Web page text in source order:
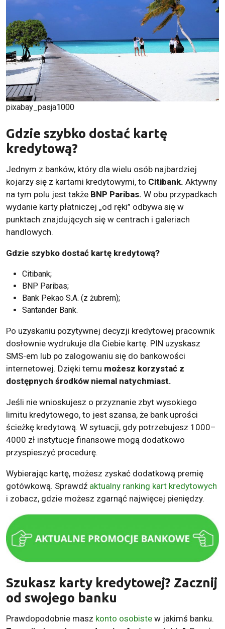
pixabay_pasja1000
Gdzie szybko dostać kartę
kredytową?
Jednym z banków, który dla wielu osób najbardziej
kojarzy się z kartami kredytowymi, to Citibank. Aktywny
na tym polu jest także BNP Paribas. W obu przypadkach
wydanie karty płatniczej „od ręki” odbywa się w
punktach znajdujących się w centrach i galeriach
handlowych.
Gdzie szybko dostać kartę kredytową?
Citibank;
BNP Paribas;
Bank Pekao S.A. (z żubrem);
Santander Bank.
Po uzyskaniu pozytywnej decyzji kredytowej pracownik
dosłownie wydrukuje dla Ciebie kartę. PIN uzyskasz
SMS-em lub po zalogowaniu się do bankowości
internetowej. Dzięki temu możesz korzystać z
dostępnych środków niemal natychmiast.
Jeśli nie wnioskujesz o przyznanie zbyt wysokiego
limitu kredytowego, to jest szansa, że bank uprości
ścieżkę kredytową. W sytuacji, gdy potrzebujesz 1000–
4000 zł instytucje finansowe mogą dodatkowo
przyspieszyć procedurę.
Wybierając kartę, możesz zyskać dodatkową premię
gotówkową. Sprawdź aktualny ranking kart kredytowych
i zobacz, gdzie możesz zgarnąć najwięcej pieniędzy.
Szukasz karty kredytowej? Zacznij
od swojego banku
Prawdopodobnie masz konto osobiste w jakimś banku.